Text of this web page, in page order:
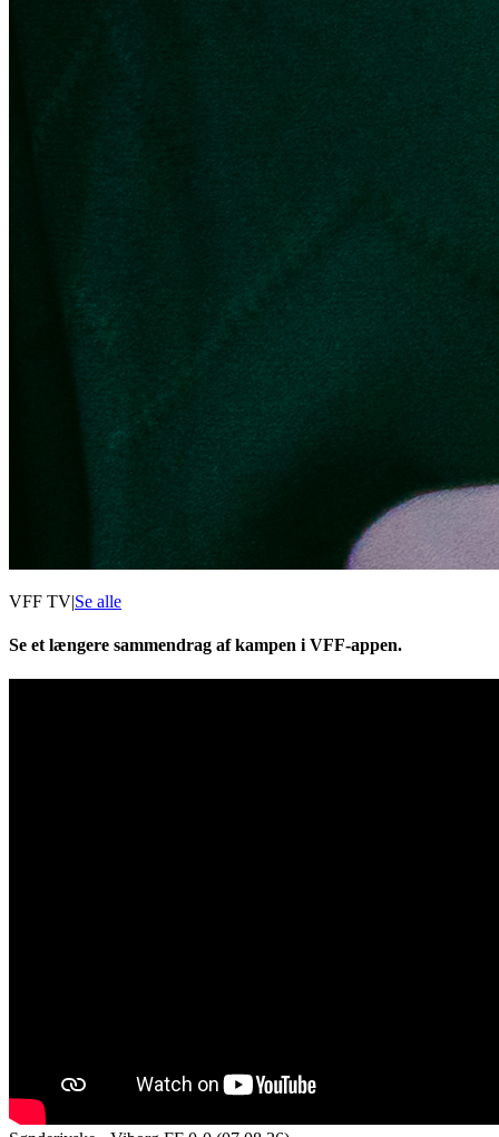
VFF TV|Se alle
Se et længere sammendrag af kampen i VFF-appen.